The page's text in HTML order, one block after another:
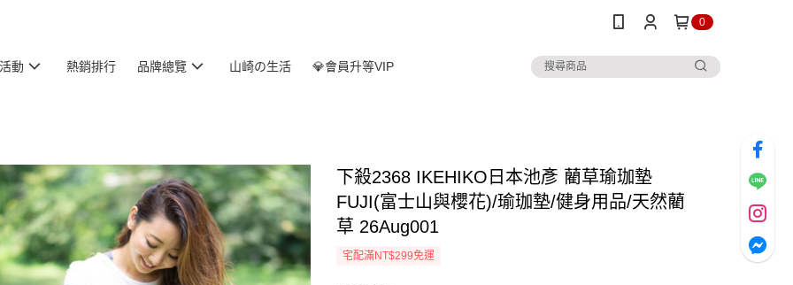
0
動 熱銷排行 品牌總覽 山崎の生活 💎會員升等VIP
下殺2368 IKEHIKO日本池彥 藺草瑜珈墊
FUJI(富士山與櫻花)/瑜珈墊/健身用品/天然藺
草 26Aug001
宅配滿NT$299免運